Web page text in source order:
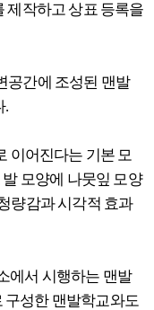
제작하고 상표 등록을
공간에 조성된 맨발
.
이어진다는 기본 모
모양에 나뭇잎 모양
량감과 시각적 효과
에서 시행하는 맨발
구성한 맨발학교와도